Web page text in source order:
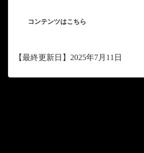
コンテンツはこちら
【最終更新日】2025年7月11日